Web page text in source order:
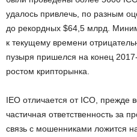
удалось привлечь, по разным
до рекордных $64,5 млрд.
к текущему времени
пузыря пришелся на конец
ростом крипторынка.
IEO отличается от ICO, прежде
частичная ответственность за
связь с мошенниками ложится